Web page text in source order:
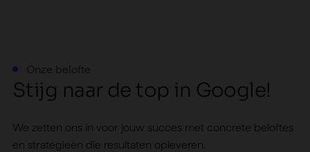
Stijg naar de top in Google!
We zetten ons in voor jouw succes met concrete beloftes
en strategieën die resultaten opleveren.